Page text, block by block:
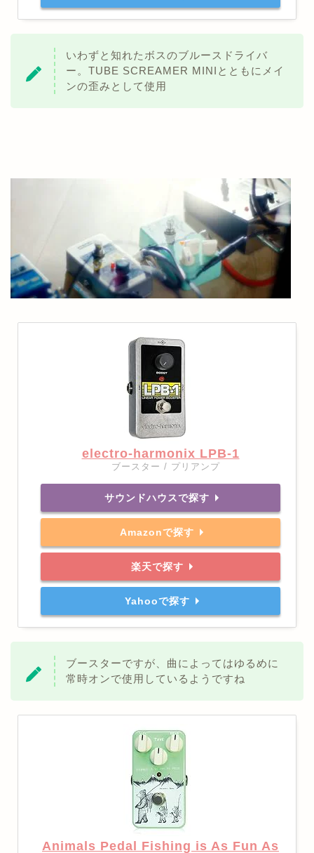
いわずと知れたボスのブルースドライバ
ー。TUBE SCREAMER MINIとともにメイ
ンの歪みとして使用
electro-harmonix LPB-1
ブースター / プリアンプ
サウンドハウスで探す
Amazonで探す
楽天で探す
Yahooで探す
ブースターですが、曲によってはゆるめに
常時オンで使用しているようですね
Animals Pedal Fishing is As Fun As